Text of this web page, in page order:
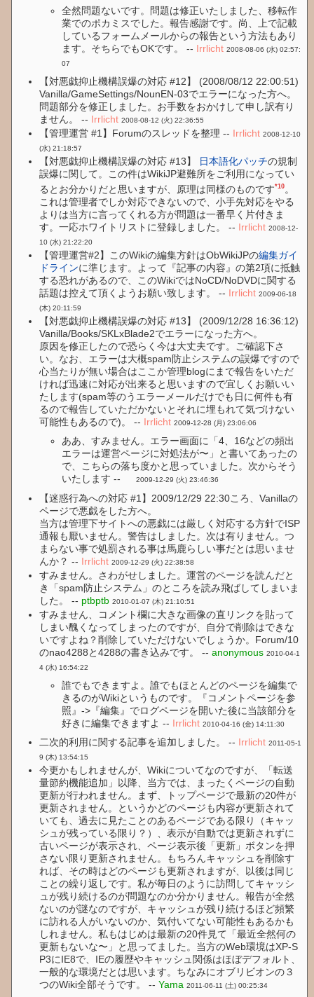
全然問題ないです。問題は修正いたしました、移転作
業でのポカミスでした。報告感謝です。尚、上で記載
しているフォームメールからの報告という方法もあり
ます。そちらでもOKです。 -- Irrlicht 2008-08-06 (水) 02:57:
07
【対悪戯抑止機構誤爆の対応 #12】 (2008/08/12 22:00:51)
Vanilla/GameSettings/NounEN-03でエラーになった方へ。
問題部分を修正しました。お手数をおかけして申し訳有り
ません。 -- Irrlicht 2008-08-12 (火) 22:36:55
【管理運営 #1】Forumのスレッドを整理 -- Irrlicht 2008-12-10
(水) 21:18:57
【対悪戯抑止機構誤爆の対応 #13】 日本語化パッチの規制
誤爆に関して。この件はWikiJP避難所をご利用になってい
るとお分かりだと思いますが、原理は同様のものです*10。
これは管理者でしか対応できないので、小手先対応をやる
よりは当方に言ってくれる方が問題は一番早く片付きま
す。一応ホワイトリストに登録しました。 -- Irrlicht 2008-12-
10 (水) 21:22:20
【管理運営#2】このWikiの編集方針はObWikiJPの編集ガイ
ドラインに準じます。よって『記事の内容』の第2項に抵触
する恐れがあるので、このWikiではNoCD/NoDVDに関する
話題は控えて頂くようお願い致します。 -- Irrlicht 2009-06-18
(木) 20:11:59
【対悪戯抑止機構誤爆の対応 #13】 (2009/12/28 16:36:12)
Vanilla/Books/SKLxBlade2でエラーになった方へ。
原因を修正したので恐らく今は大丈夫です。ご確認下さ
い。なお、エラーは大概spam防止システムの誤爆ですので
心当たりが無い場合はここか管理blogにまで報告をいただ
ければ迅速に対応が出来ると思いますので宜しくお願いい
たします(spam等のうエラーメールだけでも日に何件も有
るので報告していただかないとそれに埋もれて気づけない
可能性もあるので)。 -- Irrlicht 2009-12-28 (月) 23:06:06
ああ、すみません。エラー画面に「4、16などの頻出
エラーは運営ページに対処法が〜」と書いてあったの
で、こちらの落ち度かと思っていました。次からそう
いたします --
2009-12-29 (火) 23:46:36
【迷惑行為への対応 #1】2009/12/29 22:30ころ、Vanillaの
ページで悪戯をした方へ。
当方は管理下サイトへの悪戯には厳しく対応する方針でISP
通報も厭いません。警告はしました。次は有りません。つ
まらない事で処罰される事は馬鹿らしい事だとは思いませ
んか？ -- Irrlicht 2009-12-29 (火) 22:38:58
すみません。さわがせしました。運営のページを読んだと
き「spam防止システム」のところを読み飛ばしてしまいま
した。 -- ptbptb 2010-01-07 (木) 21:10:51
すみません、コメント欄に大きな画像の直リンクを貼って
しまい醜くなってしまったのですが、自分で削除はできな
いですよね？削除していただけないでしょうか。Forum/10
のnao4288と4288の書き込みです。 --anonymous 2010-04-1
4 (水) 16:54:22
誰でもできますよ。誰でもほとんどのページを編集で
きるのがWikiというものです。『コメントページを参
照』->『編集』でログページを開いた後に当該部分を
好きに編集できますよ -- Irrlicht 2010-04-16 (金) 14:11:30
二次的利用に関する記事を追加しました。 -- Irrlicht 2011-05-1
9 (木) 13:54:15
今更かもしれませんが、Wikiについてなのですが、「転送
量節約機能追加」以降、当方では、まったくページの自動
更新が行われません。まず、トップページで最新の20件が
更新されません。というかどのページも内容が更新されて
いても、過去に見たことのあるページである限り（キャッ
シュが残っている限り？）、表示が自動では更新されずに
古いページが表示され、ページ表示後「更新」ボタンを押
さない限り更新されません。もちろんキャッシュを削除す
れば、その時はどのページも更新されますが、以後は同じ
ことの繰り返しです。私が毎日のように訪問してキャッシ
ュが残り続けるのが問題なのか分かりません。報告が全然
ないのが謎なのですが、キャッシュが残り続けるほど頻繁
に訪れる人がいないのか、気付いてない可能性もあるかも
しれません。私もはじめは最新の20件見て「最近全然何の
更新もないな〜」と思ってました。当方のWeb環境はXP-S
P3にIE8で、IEの履歴やキャッシュ関係はほぼデフォルト、
一般的な環境だとは思います。ちなみにオブリビオンの３
つのWiki全部そうです。 --Yama 2011-06-11 (土) 00:25:34